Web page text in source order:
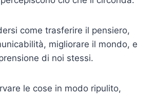
come trasferire il pensiero,
migliorare il mondo, e
di noi stessi.
le cose in modo ripulito,